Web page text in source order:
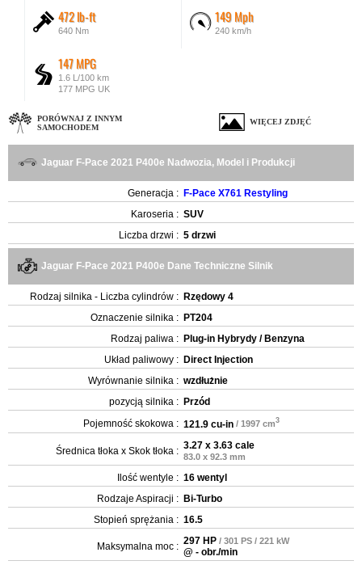
472 lb-ft
640 Nm
149 Mph
240 km/h
147 MPG
1.6 L/100 km
177 MPG UK
PORÓWNAJ Z INNYM
SAMOCHODEM
WIĘCEJ ZDJĘĆ
Jaguar F-Pace 2021 P400e Nadwozia, Model i Produkcji
Generacja : F-Pace X761 Restyling
Karoseria : SUV
Liczba drzwi : 5 drzwi
Jaguar F-Pace 2021 P400e Dane Techniczne Silnik
Rodzaj silnika - Liczba cylindrów : Rzędowy 4
Oznaczenie silnika : PT204
Rodzaj paliwa : Plug-in Hybrydy / Benzyna
Układ paliwowy : Direct Injection
Wyrównanie silnika : wzdłużnie
pozycją silnika : Przód
Pojemność skokowa : 121.9 cu-in / 1997 cm3
Średnica tłoka x Skok tłoka : 3.27 x 3.63 cale
83.0 x 92.3 mm
Ilość wentyle : 16 wentyl
Rodzaje Aspiracji : Bi-Turbo
Stopień sprężania : 16.5
Maksymalna moc : 297 HP / 301 PS / 221 kW
@ - obr./min